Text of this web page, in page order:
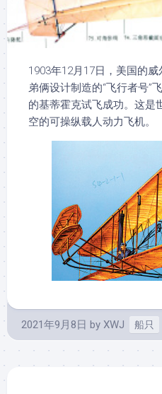
1903年12月17日，美国的威
弟俩设计制造的“飞行者号”
的基蒂霍克试飞成功。这是
空的可操纵载人动力飞机。
2021年9月8日 by XWJ 船只